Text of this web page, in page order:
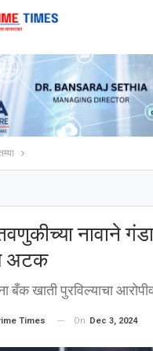
नावाने गंडा
अटक
बँक खाती पुरविल्याचा
Times On Dec 3, 2024